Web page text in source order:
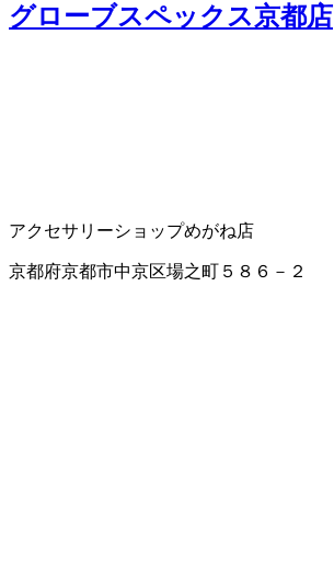
グローブスペックス京都店
アクセサリーショップめがね店
京都府京都市中京区場之町５８６－２